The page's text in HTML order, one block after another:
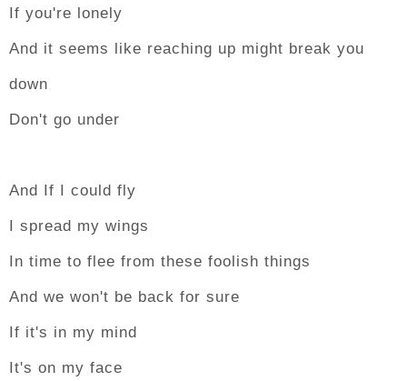
If you're lonely
And it seems like reaching up might break you
down
Don't go under
And If I could fly
I spread my wings
In time to flee from these foolish things
And we won't be back for sure
If it's in my mind
It's on my face